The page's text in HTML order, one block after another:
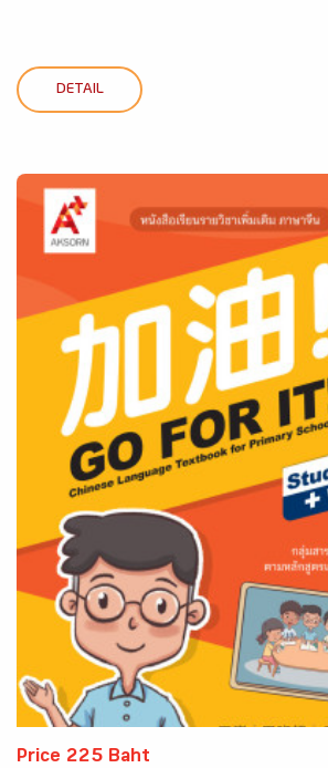
DETAIL
Price 225 Baht